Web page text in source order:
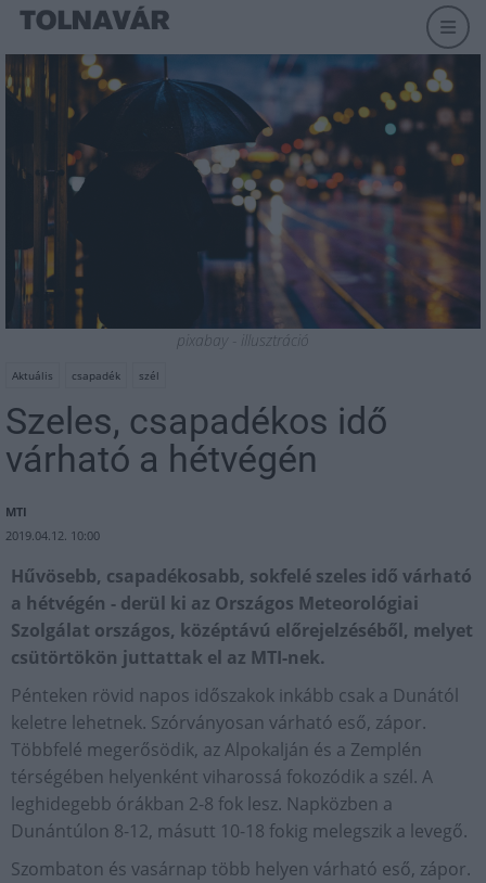
pixabay - illusztráció
Aktuális csapadék szél
Szeles, csapadékos idő
várható a hétvégén
MTI
2019.04.12. 10:00
Hűvösebb, csapadékosabb, sokfelé szeles idő várható
a hétvégén - derül ki az Országos Meteorológiai
Szolgálat országos, középtávú előrejelzéséből, melyet
csütörtökön juttattak el az MTI-nek.
Pénteken rövid napos időszakok inkább csak a Dunától
keletre lehetnek. Szórványosan várható eső, zápor.
Többfelé megerősödik, az Alpokalján és a Zemplén
térségében helyenként viharossá fokozódik a szél. A
leghidegebb órákban 2-8 fok lesz. Napközben a
Dunántúlon 8-12, másutt 10-18 fokig melegszik a levegő.
Szombaton és vasárnap több helyen várható eső, zápor.